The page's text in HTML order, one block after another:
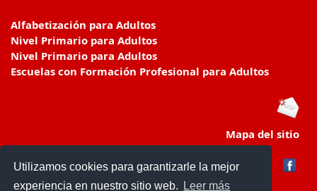
Utilizamos cookies para garantizarle la mejor
experiencia en nuestro sitio web.
Leer más
Alfabetización para Adultos
Nivel Primario para Adultos
Nivel Primario para Adultos
Escuelas con Formación Profesional para Adultos
Mapa del sitio